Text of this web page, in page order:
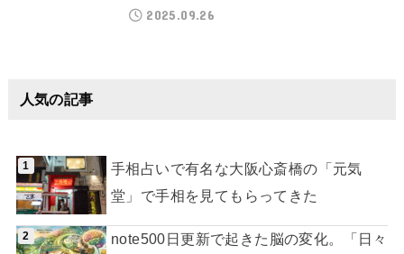
2025.09.26
人気の記事
手相占いで有名な大阪心斎橋の「元気
堂」で手相を見てもらってきた
note500日更新で起きた脳の変化。「日々